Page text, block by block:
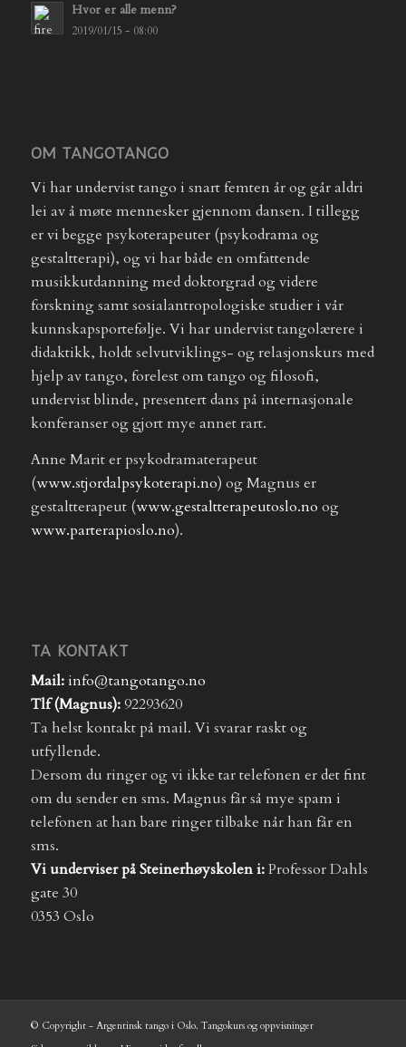
Hvor er alle menn?
2019/01/15 - 08:00
OM TANGOTANGO
Vi har undervist tango i snart femten år og går aldri
lei av å møte mennesker gjennom dansen. I tillegg
er vi begge psykoterapeuter (psykodrama og
gestaltterapi), og vi har både en omfattende
musikkutdanning med doktorgrad og videre
forskning samt sosialantropologiske studier i vår
kunnskapsportefølje. Vi har undervist tangolærere i
didaktikk, holdt selvutviklings- og relasjonskurs med
hjelp av tango, forelest om tango og filosofi,
undervist blinde, presentert dans på internasjonale
konferanser og gjort mye annet rart.
Anne Marit er psykodramaterapeut
(www.stjordalpsykoterapi.no) og Magnus er
gestaltterapeut (www.gestaltterapeutoslo.no og
www.parterapioslo.no).
TA KONTAKT
Mail: info@tangotango.no
Tlf (Magnus):92293620
Ta helst kontakt på mail. Vi svarar raskt og
utfyllende.
Dersom du ringer og vi ikke tar telefonen er det fint
om du sender en sms. Magnus får så mye spam i
telefonen at han bare ringer tilbake når han får en
sms.
Vi underviser på Steinerhøyskolen i:Professor Dahls
gate 30
0353 Oslo
© Copyright - Argentinsk tango i Oslo. Tangokurs og oppvisninger